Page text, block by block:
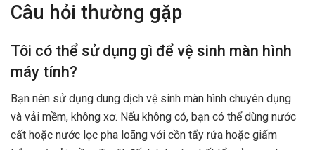
Câu hỏi thường gặp
Tôi có thể sử dụng gì để vệ sinh màn hình
máy tính?
Bạn nên sử dụng dung dịch vệ sinh màn hình chuyên dụng
và vải mềm, không xơ. Nếu không có, bạn có thể dùng nước
cất hoặc nước lọc pha loãng với cồn tẩy rửa hoặc giấm